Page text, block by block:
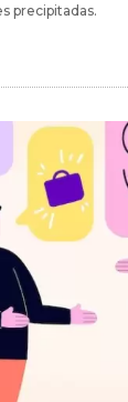
precipitadas.